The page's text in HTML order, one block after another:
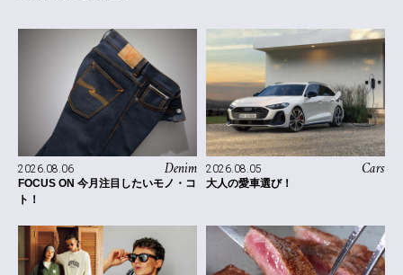
Denim
2026.08.06
FOCUS ON 今月注目したいモノ・コ
ト！
Cars
2026.08.05
大人の愛車選び！